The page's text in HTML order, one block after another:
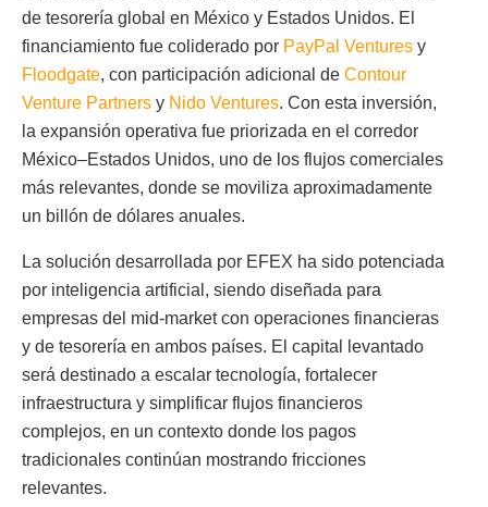
de tesorería global en México y Estados Unidos. El
financiamiento fue coliderado por PayPal Ventures y
Floodgate, con participación adicional de Contour
Venture Partners y Nido Ventures. Con esta inversión,
la expansión operativa fue priorizada en el corredor
México–Estados Unidos, uno de los flujos comerciales
más relevantes, donde se moviliza aproximadamente
un billón de dólares anuales.
La solución desarrollada por EFEX ha sido potenciada
por inteligencia artificial, siendo diseñada para
empresas del mid-market con operaciones financieras
y de tesorería en ambos países. El capital levantado
será destinado a escalar tecnología, fortalecer
infraestructura y simplificar flujos financieros
complejos, en un contexto donde los pagos
tradicionales continúan mostrando fricciones
relevantes.